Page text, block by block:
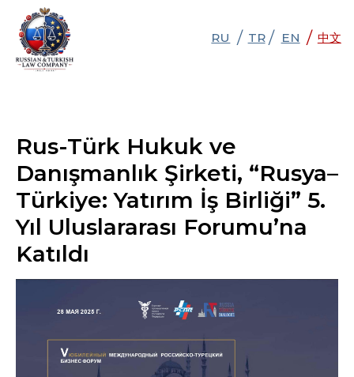
中文
中文
Rus-Türk Hukuk ve
Danışmanlık Şirketi, “Rusya–
Türkiye: Yatırım İş Birliği” 5.
Yıl Uluslararası Forumu’na
Katıldı